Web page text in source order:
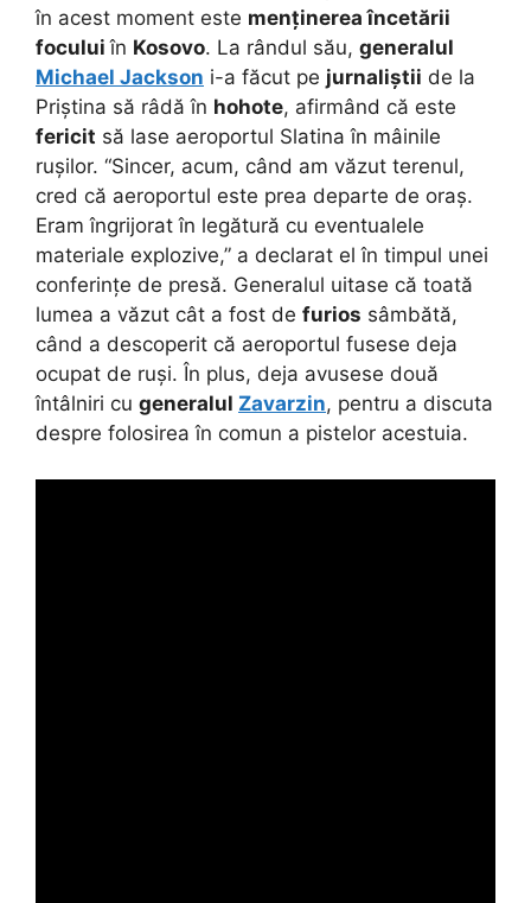
în acest moment este menținerea încetării
foculuiîn Kosovo. La rândul său, generalul
Michael Jackson i-a făcut pe jurnaliștii de la
Priștina să râdă în hohote, afirmând că este
fericit să lase aeroportul Slatina în mâinile
rușilor. “Sincer, acum, când am văzut terenul,
cred că aeroportul este prea departe de oraș.
Eram îngrijorat în legătură cu eventualele
materiale explozive,” a declarat el în timpul unei
conferințe de presă. Generalul uitase că toată
lumea a văzut cât a fost de furios sâmbătă,
când a descoperit că aeroportul fusese deja
ocupat de ruși. În plus, deja avusese două
întâlniri cu generalul Zavarzin, pentru a discuta
despre folosirea în comun a pistelor acestuia.